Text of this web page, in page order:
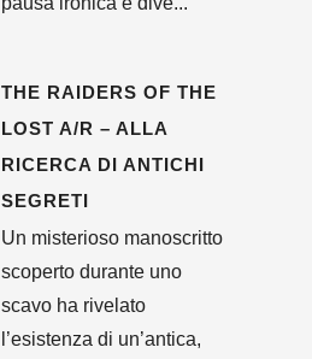
THE RAIDERS OF THE
LOST A/R – ALLA
RICERCA DI ANTICHI
SEGRETI
Un misterioso manoscritto
scoperto durante uno
scavo ha rivelato
l’esistenza di un’antica,